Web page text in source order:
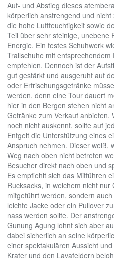
Auf- und Abstieg dieses
körperlich anstrengend und
die hohe Luftfeuchtigkeit sowie
Teil über sehr steinige, unebene
Energie. Ein festes Schuhwerk
Trailschuhe mit entsprechendem
empfehlen. Dennoch ist der
gut gestärkt und ausgeruht auf
oder Erfrischungsgetränke
werden, denn eine Tour dauert
hier in den Bergen stehen nicht
Getränke zum Verkauf anbieten.
noch nicht auskennt, sollte auf
Entgelt die Unterstützung eines
Anspruch nehmen. Dieser weiß,
Weg nach oben nicht betreten
Besucher direkt nach oben und
Es empfiehlt sich das Mitführen
Rucksacks, in welchem nicht
mitgeführt werden, sondern
leichte Jacke oder ein Pullover
nass werden sollte. Der
Gunung Agung lohnt sich aber
dabei sicherlich an seine
einer spektakulären Aussicht
Krater und den Lavafeldern